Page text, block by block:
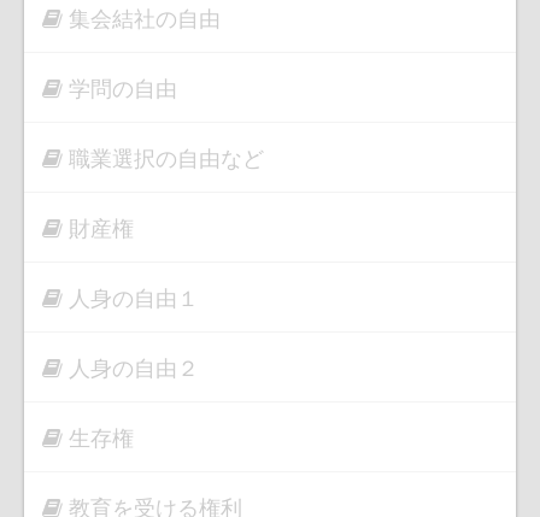
集会結社の自由
学問の自由
職業選択の自由など
財産権
人身の自由１
人身の自由２
生存権
教育を受ける権利